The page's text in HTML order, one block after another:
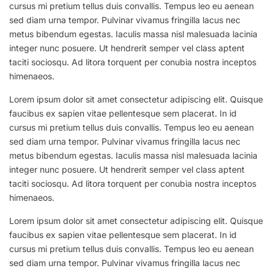
cursus mi pretium tellus duis convallis. Tempus leo eu aenean
sed diam urna tempor. Pulvinar vivamus fringilla lacus nec
metus bibendum egestas. Iaculis massa nisl malesuada lacinia
integer nunc posuere. Ut hendrerit semper vel class aptent
taciti sociosqu. Ad litora torquent per conubia nostra inceptos
himenaeos.
Lorem ipsum dolor sit amet consectetur adipiscing elit. Quisque
faucibus ex sapien vitae pellentesque sem placerat. In id
cursus mi pretium tellus duis convallis. Tempus leo eu aenean
sed diam urna tempor. Pulvinar vivamus fringilla lacus nec
metus bibendum egestas. Iaculis massa nisl malesuada lacinia
integer nunc posuere. Ut hendrerit semper vel class aptent
taciti sociosqu. Ad litora torquent per conubia nostra inceptos
himenaeos.
Lorem ipsum dolor sit amet consectetur adipiscing elit. Quisque
faucibus ex sapien vitae pellentesque sem placerat. In id
cursus mi pretium tellus duis convallis. Tempus leo eu aenean
sed diam urna tempor. Pulvinar vivamus fringilla lacus nec